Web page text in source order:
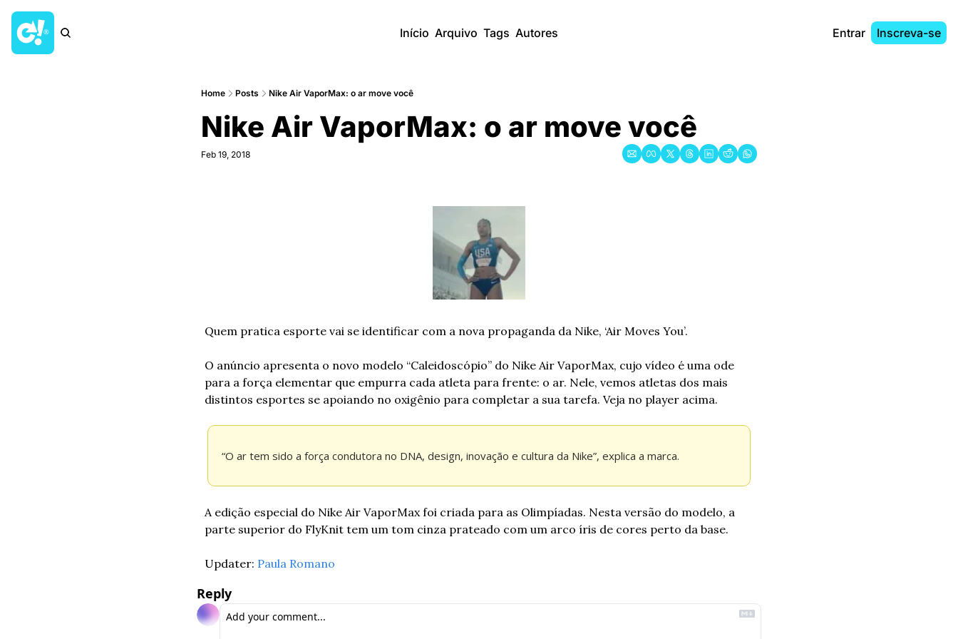
Início Arquivo Tags Autores Entrar Inscreva-se
Home Posts Nike Air VaporMax: o ar move você
Nike Air VaporMax: o ar move você
Feb 19, 2018
Quem pratica esporte vai se identificar com a nova propaganda da Nike, ‘Air Moves You’.
O anúncio apresenta o novo modelo “Caleidoscópio” do Nike Air VaporMax, cujo vídeo é uma ode
para a força elementar que empurra cada atleta para frente: o ar. Nele, vemos atletas dos mais
distintos esportes se apoiando no oxigênio para completar a sua tarefa. Veja no player acima.
“O ar tem sido a força condutora no DNA, design, inovação e cultura da Nike”, explica a marca.
A edição especial do Nike Air VaporMax foi criada para as Olimpíadas. Nesta versão do modelo, a
parte superior do FlyKnit tem um tom cinza prateado com um arco íris de cores perto da base.
Updater: Paula Romano
Reply